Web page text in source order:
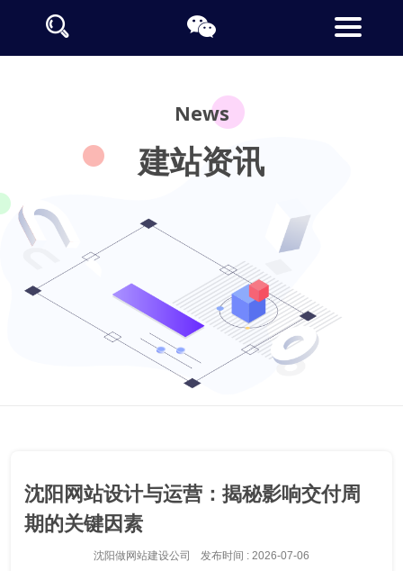
News
建站资讯
沈阳网站设计与运营：揭秘影响交付周
期的关键因素
沈阳做网站建设公司 发布时间 : 2026-07-06